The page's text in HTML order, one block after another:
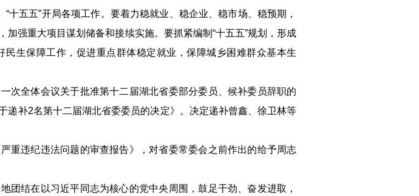
十五五”开局各项工作。要着力稳就业、稳企业、稳市场、稳预期，
强重大项目谋划储备和接续实施。要抓紧编制“十五五”规划，形成
生保障工作，促进重点群体稳定就业，保障城乡困难群众基本生
次全体会议关于批准第十二届湖北省委部分委员、候补委员辞职的
递补2名第十二届湖北省委委员的决定》。决定递补曾鑫、徐卫林等
重违纪违法问题的审查报告》，对省委常委会之前作出的给予周志
团结在以习近平同志为核心的党中央周围，鼓足干劲、奋发进取，